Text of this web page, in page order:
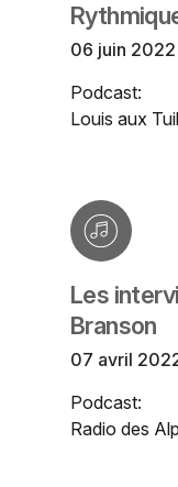
06 juin 2022
Podcast:
Louis aux
Les
Branson
07 avril
Podcast:
Radio des